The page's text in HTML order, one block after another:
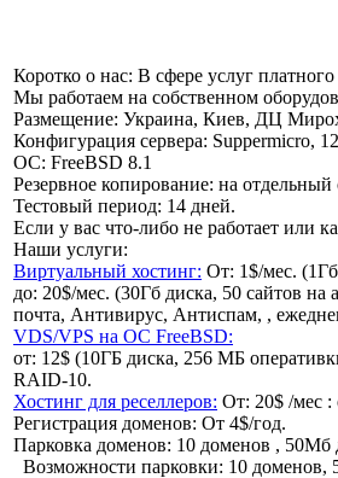
Коротко о нас: В сфере услуг
Мы работаем на собственном
Размещение: Украина, Киев, ДЦ
Конфигурация сервера: Suppermicro,
OC: FreeBSD 8.1
Резервное копирование: на отдельный
Тестовый период: 14 дней.
Если у вас что-либо не работает или
Наши услуги:
Виртуальный хостинг: От: 1$/мес.
до: 20$/мес. (30Гб диска, 50 сайтов
почта, Антивирус, Антиспам, ,
VDS/VPS на ОС FreeBSD:
от: 12$ (10ГБ диска, 256 МБ
RAID-10.
Хостинг для реселлеров: От: 20$ /мес :
Регистрация доменов: От 4$/год.
Парковка доменов: 10 доменов ,
Возможности парковки: 10 доменов,